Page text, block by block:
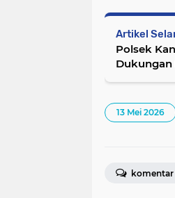
Artikel
Polsek
Dukungan
13 Mei 2026
komentar